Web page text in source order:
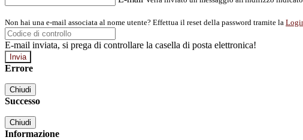
Non hai una e-mail associata al nome utente? Effettua il reset della password tramite la
E-mail inviata, si prega di controllare la casella di posta elettronica!
Errore
Chiudi
Successo
Chiudi
Informazione